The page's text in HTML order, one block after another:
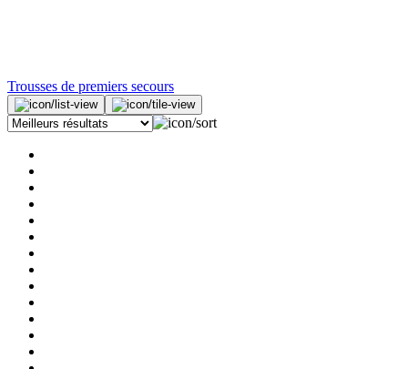
Trousses de premiers secours